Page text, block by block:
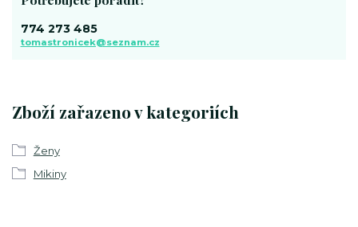
Zboží zařazeno v kategoriích
Ženy
Mikiny
774 273 485
tomastronicek@seznam.cz